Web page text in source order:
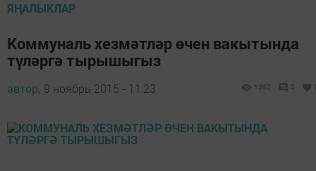
ЯҢАЛЫКЛАР
Коммуналь хезмәтләр өчен вакытында
түләргә тырышыгыз
автор, 9 ноябрь 2015 - 11:23 1362 0